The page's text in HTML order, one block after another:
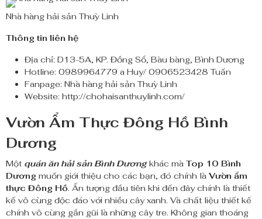
Nhà hàng hải sản Thuỳ Linh
Thông tin liên hệ
Địa chỉ: D13-5A, KP. Đồng Sổ, Bàu bàng, Bình Dương
Hotline: 0989964779 a Huy/ 0906523428 Tuấn
Fanpage: Nhà hàng hải sản Thuỳ Linh
Website: http://chohaisanthuylinh.com/
Vườn Ẩm Thực Đông Hồ Bình
Dương
Một quán ăn hải sản Bình Dươngkhác mà Top 10 Bình
Dương muốn giới thiệu cho các bạn, đó chính là Vườn ẩm
thực Đông Hồ. Ấn tượng đầu tiên khi đến đây chính là thiết
kế vô cùng độc đáo với nhiều cây xanh. Và chất liệu thiết kế
chính vô cùng gần gũi là những cây tre. Không gian thoáng